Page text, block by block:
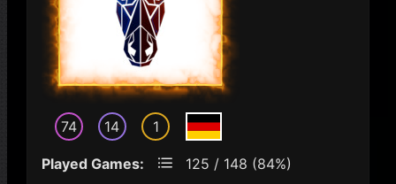
74 14 1
Played Games:
125 / 148 (84%)